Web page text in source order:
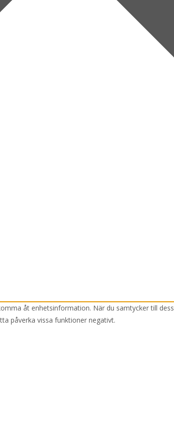
åt enhetsinformation. När du samtycker till
påverka vissa funktioner negativt.